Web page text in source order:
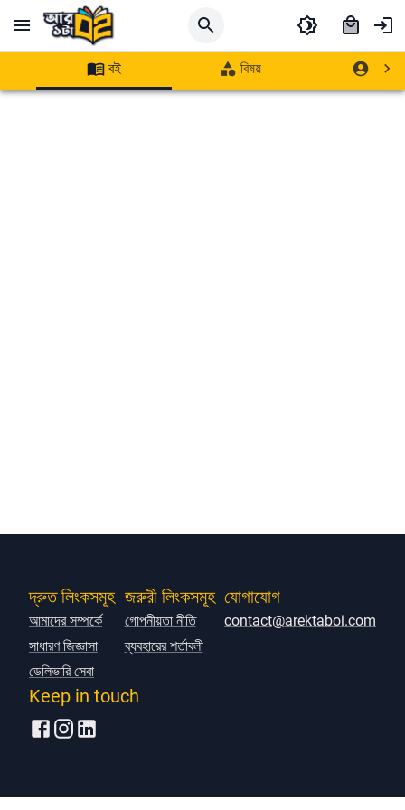
বই বিষয় লেখক
দ্রুত লিংকসমূহ
আমাদের সম্পর্কে
সাধারণ জিজ্ঞাসা
ডেলিভারি সেবা
জরুরী লিংকসমূহ
গোপনীয়তা নীতি
ব্যবহারের শর্তাবলী
যোগাযোগ
contact@arektaboi.com
Keep in touch